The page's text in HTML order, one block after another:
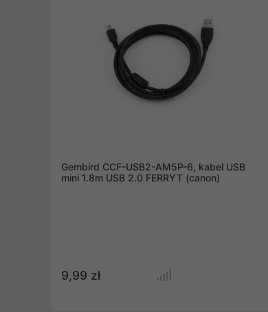
Gembird CCF-USB2-AM5P-6, kabel USB
mini 1.8m USB 2.0 FERRYT (canon)
9,99 zł